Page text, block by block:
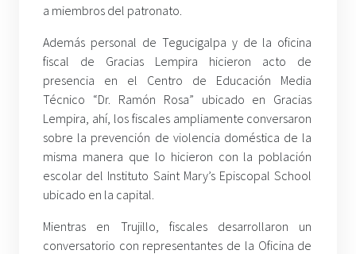
a miembros del patronato.
Además personal de Tegucigalpa y de la oficina
fiscal de Gracias Lempira hicieron acto de
presencia en el Centro de Educación Media
Técnico “Dr. Ramón Rosa” ubicado en Gracias
Lempira, ahí, los fiscales ampliamente conversaron
sobre la prevención de violencia doméstica de la
misma manera que lo hicieron con la población
escolar del Instituto Saint Mary’s Episcopal School
ubicado en la capital.
Mientras en Trujillo, fiscales desarrollaron un
conversatorio con representantes de la Oficina de